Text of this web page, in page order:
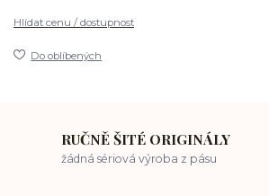
Hlídat cenu / dostupnost
Do oblíbených
RUČNĚ ŠITÉ ORIGINÁLY
žádná sériová výroba z pásu